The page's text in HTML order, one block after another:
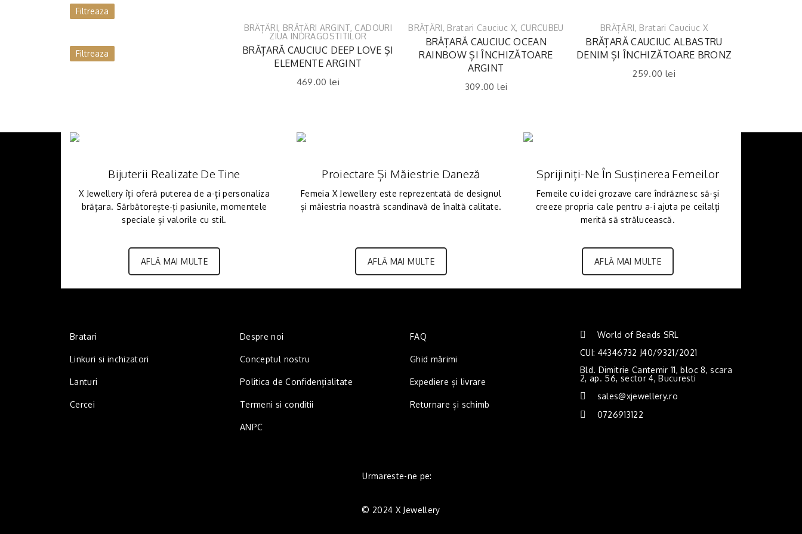
BRĂȚĂRI, BRĂȚĂRI ARGINT, CADOURI
ZIUA INDRAGOSTITILOR
BRĂȚARĂ CAUCIUC DEEP LOVE ȘI
ELEMENTE ARGINT
469.00lei
BRĂȚĂRI, Bratari Cauciuc X, CURCUBEU
BRĂȚARĂ CAUCIUC OCEAN
RAINBOW ȘI ÎNCHIZĂTOARE
ARGINT
309.00lei
BRĂȚĂRI, Bratari Cauciuc X
BRĂȚARĂ CAUCIUC ALBASTRU
DENIM ȘI ÎNCHIZĂTOARE BRONZ
259.00 lei
Filtreaza
Filtreaza
Bijuterii Realizate De Tine
X Jewellery îți oferă puterea de a-ți personaliza
brățara. Sărbătorește-ți pasiunile, momentele
speciale și valorile cu stil.
AFLĂ MAI MULTE
Proiectare Și Măiestrie Daneză
Femeia X Jewellery este reprezentată de designul
și măiestria noastră scandinavă de înaltă calitate.
AFLĂ MAI MULTE
Sprijiniți-Ne În Susținerea Femeilor
Femeile cu idei grozave care îndrăznesc să-și
creeze propria cale pentru a-i ajuta pe ceilalți
merită să strălucească.
AFLĂ MAI MULTE
Bratari
Linkuri si inchizatori
Lanturi
Cercei
Despre noi
Conceptul nostru
Politica de Confidențialitate
Termeni si conditii
ANPC
FAQ
Ghid mărimi
Expediere și livrare
Returnare și schimb
World of Beads SRL
CUI: 44346732 J40/9321/2021
Bld. Dimitrie Cantemir 11, bloc 8, scara
2, ap. 56, sector 4, Bucuresti
sales@xjewellery.ro
0726913122
Urmareste-ne pe:
© 2024 X Jewellery